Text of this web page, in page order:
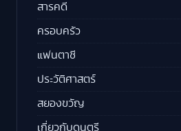
สารคดี
ครอบครัว
แฟนตาซี
ประวัติศาสตร์
สยองขวัญ
เกี่ยวกับดนตรี